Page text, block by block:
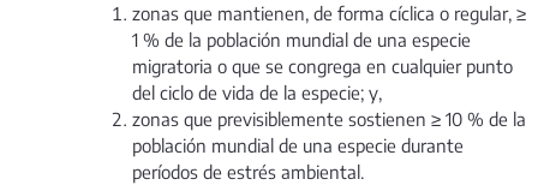
zonas que mantienen, de forma cíclica o regular, ≥
1 % de la población mundial de una especie
migratoria o que se congrega en cualquier punto
del ciclo de vida de la especie; y,
zonas que previsiblemente sostienen ≥ 10 % de la
población mundial de una especie durante
períodos de estrés ambiental.